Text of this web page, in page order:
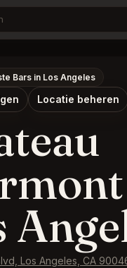
Bars in Los Angeles
Locatie beheren
Los Angeles, CA